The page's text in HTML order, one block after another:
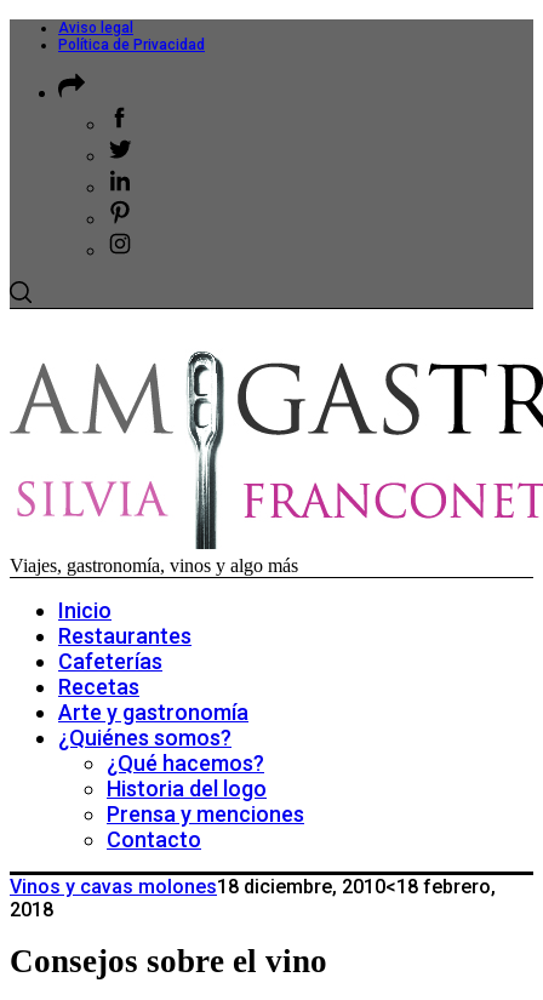
Aviso legal
Política de Privacidad
Viajes, gastronomía, vinos y algo más
Inicio
Restaurantes
Cafeterías
Recetas
Arte y gastronomía
¿Quiénes somos?
¿Qué hacemos?
Historia del logo
Prensa y menciones
Contacto
Vinos y cavas molones18 diciembre, 2010<18 febrero,
2018
Consejos sobre el vino